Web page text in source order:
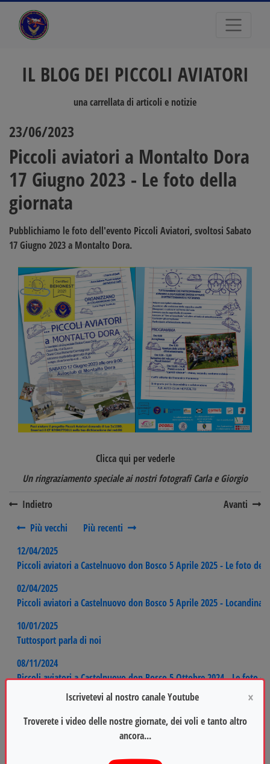
IL BLOG DEI PICCOLI AVIATORI
una carrellata di articoli e notizie
Più vecchi
Più recenti
12/04/2025
Piccoli aviatori a Castelnuovo don Bosco 5 Aprile 2025 - Le foto
02/04/2025
Piccoli aviatori a Castelnuovo don Bosco 5 Aprile 2025 - Locandina
10/01/2025
Tuttosport parla di noi
08/11/2024
Piccoli aviatori a Castelnuovo don Bosco 5 Ottobre 2024 - Le foto
Piccoli aviatori a Castelnuovo don Bosco 5 Ottobre 2024 -
23/06/2023
Piccoli aviatori a Montalto Dora
17 Giugno 2023 - Le foto della
giornata
Pubblichiamo le foto dell'evento Piccoli Aviatori, svoltosi Sabato
17 Giugno 2023 a Montalto Dora.
Clicca qui per vederle
Un ringraziamento speciale ai nostri fotografiCarla e Giorgio
Indietro
Avanti
×
Iscrivetevi al nostro canale Youtube
Troverete i video delle nostre giornate, dei voli e tanto altro
ancora...